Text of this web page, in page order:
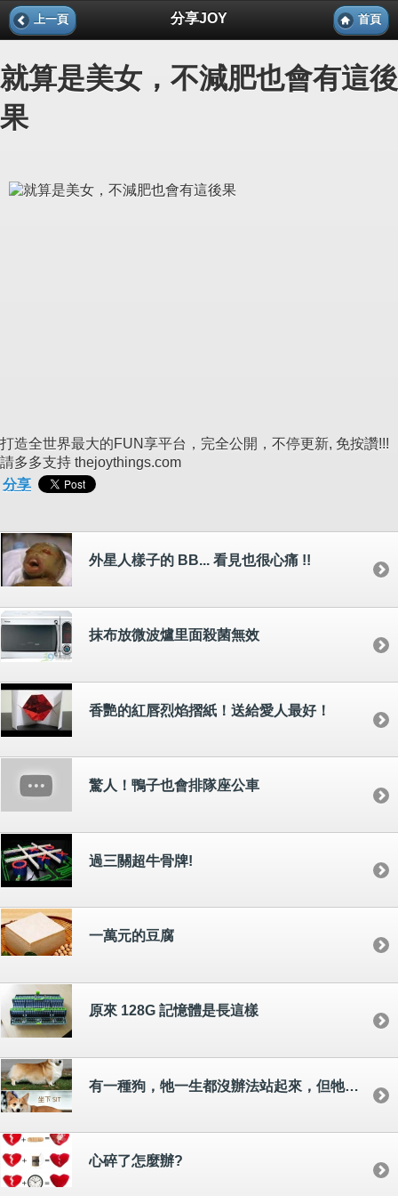
上一頁 分享JOY 首頁
就算是美女，不減肥也會有這後
果
打造全世界最大的FUN享平台，完全公開，不停更新, 免按讚!!!
請多多支持 thejoythings.com
分享
外星人樣子的 BB... 看見也很心痛 !!
抹布放微波爐里面殺菌無效
香艷的紅唇烈焰摺紙！送給愛人最好！
驚人！鴨子也會排隊座公車
過三關超牛骨牌!
一萬元的豆腐
原來 128G 記憶體是長這樣
有一種狗，牠一生都沒辦法站起來，但牠到底怎麼生活呢？？
心碎了怎麼辦?